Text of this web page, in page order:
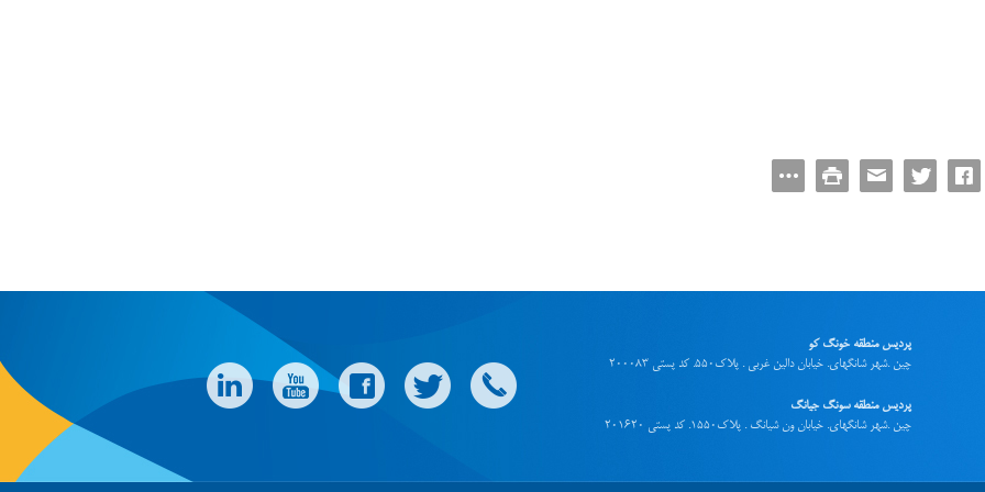
پردیس منطقه خونگ کو
چین .شهر شانگهای. خیابان دالین غربی . پلاک550. کد پستی 200083
پردیس منطقه سونگ جیانگ
چین .شهر شانگهای. خیابان ون شیانگ . پلاک1550. کد پستی 201620